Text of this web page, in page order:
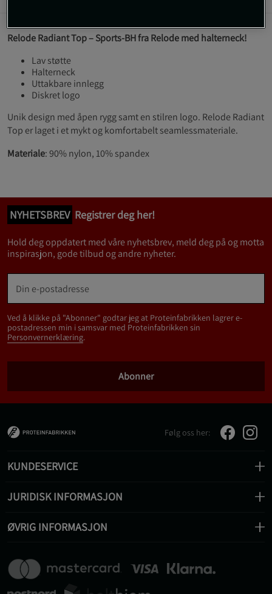
Relode Radiant Top – Sports-BH fra Relode med halterneck!
Lav støtte
Halterneck
Uttakbare innlegg
Diskret logo
Unik design med åpen rygg samt en stilren logo. Relode Radiant
Top er laget i et mykt og komfortabelt seamlessmateriale.
Materiale: 90% nylon, 10% spandex
NYHETSBREV Registrer deg her!
Hold deg oppdatert med våre nyhetsbrev, meld deg på og motta
inspirasjon, gode tilbud og andre nyheter.
Ved å klikke på "Abonner" godtar jeg at Proteinfabrikken lagrer e-
postadressen min i samsvar med Proteinfabrikken sin
Personvernerklæring.
Abonner
Følg oss her:
KUNDESERVICE
JURIDISK INFORMASJON
ØVRIG INFORMASJON